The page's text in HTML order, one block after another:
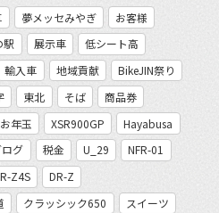
夢メッセみやぎ
お客様
駅 展示車
低シート高
輸入車 地域貢献
BikeJIN祭り
東北 そば
商品券
お年玉 XSR900GP
Hayabusa
グ 税金 U_29
NFR-01
Z4S
DR-Z
クラッシック650
スイーツ